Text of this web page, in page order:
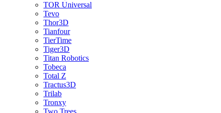
TOR Universal
Tevo
Thor3D
Tianfour
TierTime
Tiger3D
Titan Robotics
Tobeca
Total Z
Tractus3D
Trilab
Tronxy
Two Trees